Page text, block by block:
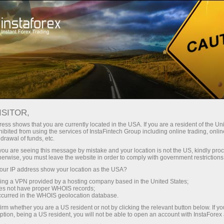
InstaForex के साथ आपको वास्तविक
लीवरेज, मार्केट में बेहतरीन स्प्रेड्स और
कमीशन, और स्टॉक्स व इंडेक्स ट्रेडिंग के लिए
फायदेमंद शर्तें।
छोटे
हर डिपॉजिट पर
30% बोनस
ट्रेडिंग में
और हाईवे पर गति
shows that you are currently located in the USA. If you are a resident of the
from using the services of InstaFintech Group including online trading,
of funds, etc.
are seeing this message by mistake and your location is not the US, kindly
you must leave the website in order to comply with government
IP address show your location as the USA?
a VPN provided by a hosting company based in the United States;
not have proper WHOIS records;
in the WHOIS geolocation database.
whether you are a US resident or not by clicking the relevant button below. If
being a US resident, you will not be able to open an account with InstaForex